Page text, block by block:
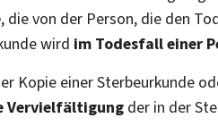
, die von der Person, die den
wird im Todesfall einer
Kopie einer Sterbeurkunde
Vervielfältigung der in der